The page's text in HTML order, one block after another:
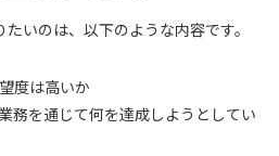
いのは、以下のような内容です。
度は高いか
務を通じて何を達成しようとしてい